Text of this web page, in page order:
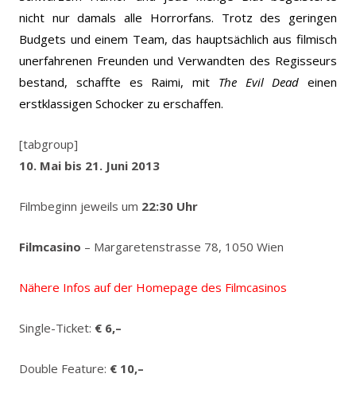
nicht nur damals alle Horrorfans. Trotz des geringen
Budgets und einem Team, das hauptsächlich aus filmisch
unerfahrenen Freunden und Verwandten des Regisseurs
bestand, schaffte es Raimi, mit The Evil Dead einen
erstklassigen Schocker zu erschaffen.
[tabgroup]
10. Mai bis 21. Juni 2013
Filmbeginn jeweils um 22:30 Uhr
Filmcasino – Margaretenstrasse 78, 1050 Wien
Nähere Infos auf der Homepage des Filmcasinos
Single-Ticket: € 6,–
Double Feature: € 10,–